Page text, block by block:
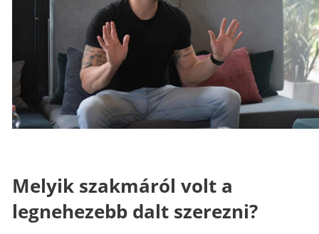
Melyik szakmáról volt a
legnehezebb dalt szerezni?